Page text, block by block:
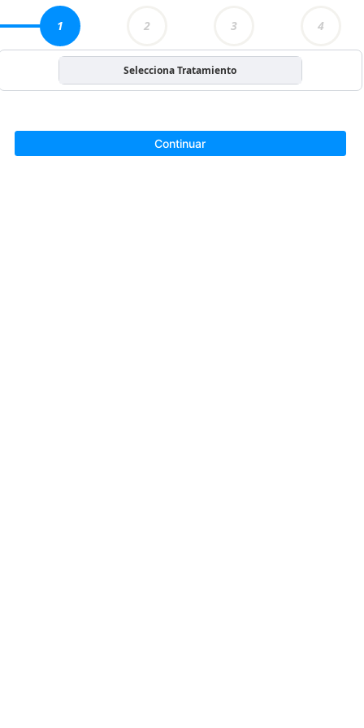
1 2 3 4
Selecciona Tratamiento
Continuar